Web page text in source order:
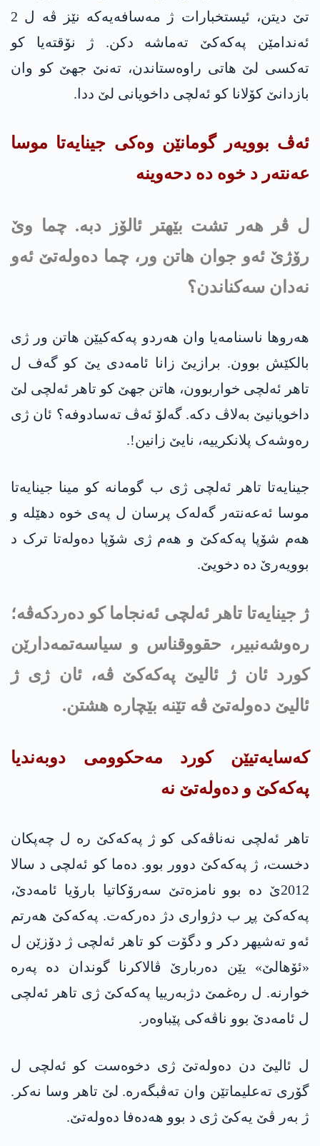
تێ دیتن، ئیستخبارات ژ مەسافەیەکە نێز ڤه‌ ل 2
ئەندامێن په‌كه‌كێ تەماشە دکن. ژ نۆقتەیا کو
ته‌كسی لێ هاتی راوەستاندن، تەنێ جهێ كو وان
بازدانێ کۆلانا کو ئەلچی داخویانی لێ ددا.
ئەڤ بوویەر گومانێن وەکی جینایەتا موسا
عەنتەر د خوە دە دحەوینە
ل ڤر هەر تشت بێهتر ئالۆز دبە. چما وێ
رۆژێ ئەو جوان هاتن ور، چما دەولەتێ ئەو
نەدان سەکناندن؟
هەروها ناسنامەیا وان هەردو په‌كه‌كیێن هاتن ور ژی
بالکێش بوون. برازیێ زانا ئامەدی یێ کو گەف ل
تاهر ئەلچی خواربوون، هاتن جهێ کو تاهر ئەلچی لێ
داخویانیێ بەلاڤ دکە. گەلۆ ئەڤ تەسادوفە؟ ئان ژی
رەوشەک پلانکرییە، نایێ زانین!.
جینایەتا تاهر ئەلچی ژی ب گومانە کو مینا جینایەتا
موسا ئەعه‌نتەر گەلەک پرسان ل پەی خوە دهێلە و
هەم شۆپا په‌كه‌كێ و هەم ژی شۆپا دەولەتا ترک د
بوویەرێ دە دخویێ.
ژ جینایەتا تاهر ئەلچی ئەنجاما کو دەردکەڤە؛
رەوشەنبیر، حقووقناس و سیاسەتمەدارێن
کورد ئان ژ ئالیێ په‌كه‌كێ ڤە، ئان ژی ژ
ئالیێ دەولەتێ ڤە تێنە بێچارە هشتن.
کەسایەتیێن کورد مەحکوومی دوبەندیا
په‌كه‌كێ و دەولەتێ نە
تاهر ئەلچی نەناڤەکی کو ژ په‌كه‌كێ رە ل چەپکان
دخست، ژ په‌كه‌كێ دوور بوو. دەما کو ئەلچی د سالا
2012ێ دە بوو نامزەتێ سەرۆکاتیا بارۆیا ئامەدێ،
په‌كه‌كێ پڕ ب دژواری دژ دەرکەت. په‌كه‌كێ هەرتم
ئەو تەشیهر دکر و دگۆت کو تاهر ئەلچی ژ دۆزێن ل
«ئۆهالێ» یێن دەربارێ ڤالاکرنا گوندان دە پەرە
خوارنە. ل رەغمێ دژبەرییا په‌كه‌كێ ژی تاهر ئەلچی
ل ئامەدێ بوو ناڤەکی پێباوەر.
ل ئالیێ دن دەولەتێ ژی دخوەست کو ئەلچی ل
گۆری ته‌علیماتێن وان تەڤبگەرە. لێ تاهر وسا نەکر.
ژ بەر ڤێ یەکێ ژی د بوو هەدەفا دەولەتێ.